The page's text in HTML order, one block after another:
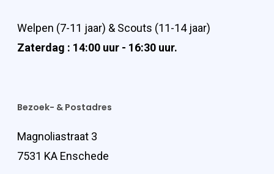
Welpen (7-11 jaar) & Scouts (11-14 jaar)
Zaterdag : 14:00 uur - 16:30 uur.
Bezoek- & Postadres
Magnoliastraat 3
7531 KA Enschede